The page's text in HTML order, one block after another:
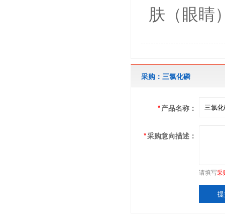
肤（眼睛
采购：三氯化磷
*产品名称：
*采购意向描述：
请填写采